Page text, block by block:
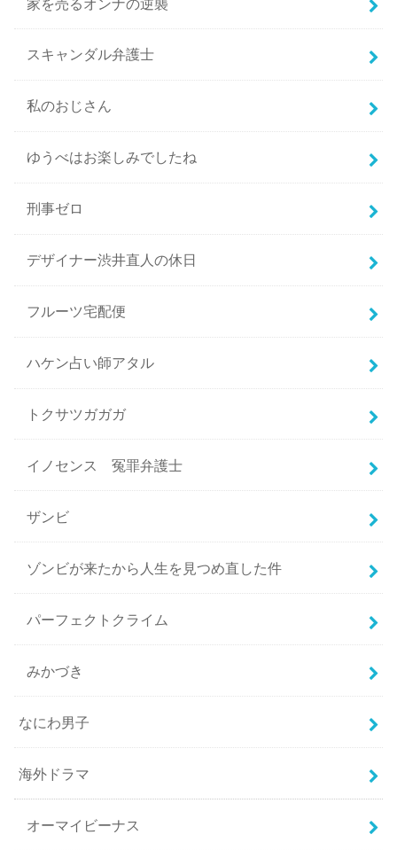
スキャンダル弁護士
私のおじさん
ゆうべはお楽しみでしたね
刑事ゼロ
デザイナー渋井直人の休日
フルーツ宅配便
ハケン占い師アタル
トクサツガガガ
イノセンス 冤罪弁護士
ザンビ
ゾンビが来たから人生を見つめ直した件
パーフェクトクライム
みかづき
なにわ男子
海外ドラマ
オーマイビーナス